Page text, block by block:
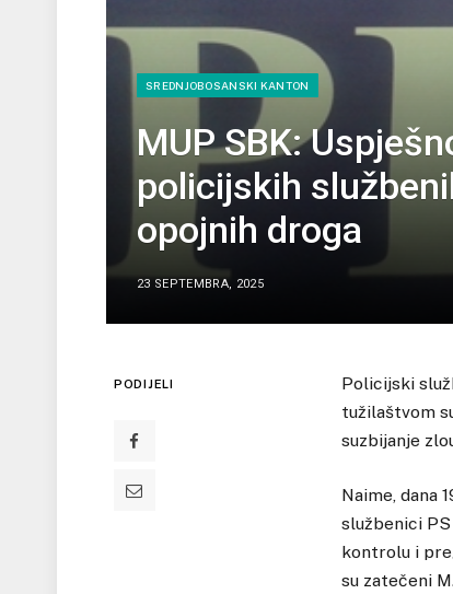
SREDNJOBOSANSKI KANTON
MUP SBK:
policijskih
opojnih droga
23 SEPTEMBRA, 2025
PODIJELI
Policijski
tužilaštvom
suzbijanje
Naime, dana
službenici
kontrolu i
su zatečeni